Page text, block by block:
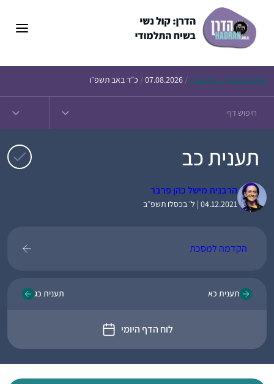
Today’s Daf – זבחים נ״ו /
07.08.2026
/ כ״ד באב תשפ״ו
תענית כב
הרבנית מישל כהן פרבר
04.12.2021 | ל׳ בכסלו תשפ״ב
הקדמה למסכת
תענית כא
לוח הדף היומי
תענית כג